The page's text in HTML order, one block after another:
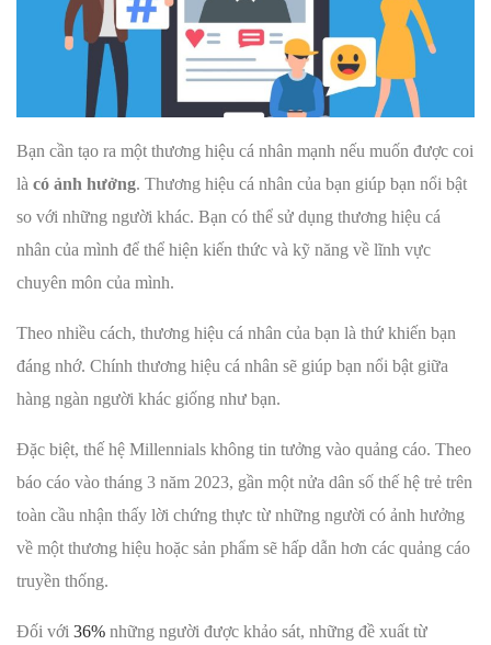
Bạn cần tạo ra một thương hiệu cá nhân mạnh nếu muốn được coi
là có ảnh hưởng. Thương hiệu cá nhân của bạn giúp bạn nổi bật
so với những người khác. Bạn có thể sử dụng thương hiệu cá
nhân của mình để thể hiện kiến ​​thức và kỹ năng về lĩnh vực
chuyên môn của mình.
Theo nhiều cách, thương hiệu cá nhân của bạn là thứ khiến bạn
đáng nhớ. Chính thương hiệu cá nhân sẽ giúp bạn nổi bật giữa
hàng ngàn người khác giống như bạn.
Đặc biệt, thế hệ Millennials không tin tưởng vào quảng cáo. Theo
báo cáo vào tháng 3 năm 2023, gần một nửa dân số thế hệ trẻ trên
toàn cầu nhận thấy lời chứng thực từ những người có ảnh hưởng
về một thương hiệu hoặc sản phẩm sẽ hấp dẫn hơn các quảng cáo
truyền thống.
Đối với 36% những người được khảo sát, những đề xuất từ ​​